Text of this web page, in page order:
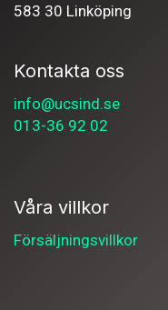
583 30 Linköping
Kontakta oss
info@ucsind.se
013-36 92 02
Våra villkor
Försäljningsvillkor